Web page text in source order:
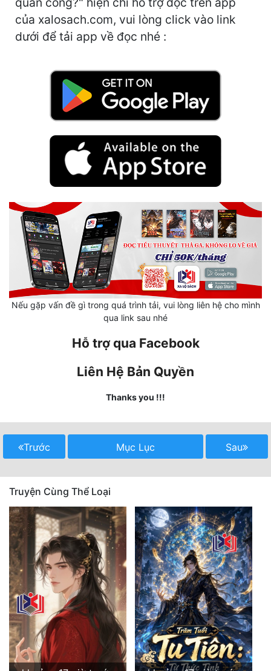
Kiếm Hiệp
Kỳ Huyễn
Ngôn Tình
Ngược
Nữ Cường
Nữ Phụ
Sảng Văn
Sủng
Thanh Xuân
Tiên Hiệp
Tiểu Thuyết
Trinh Thám
Triều Đấu
Trùng Sinh
Trọng Sinh
của xalosach.com, vui lòng click vào link
dưới để tải app về đọc nhé :
Nếu gặp vấn đề gì trong quá trình tải, vui lòng liên hệ cho mình
qua link sau nhé
Hỗ trợ qua Facebook
Liên Hệ Bản Quyền
Thanks you !!!
Trước Mục Lục Sau
Truyện Cùng Thể Loại